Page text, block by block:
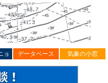
ョ データベース 気象の小窓